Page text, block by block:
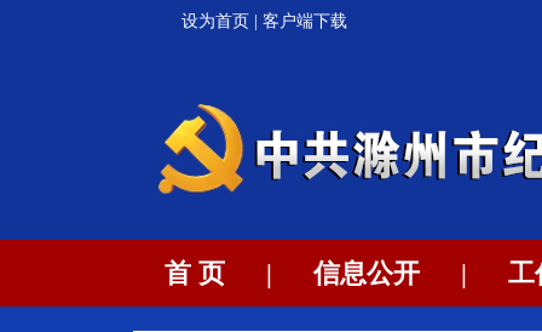
设为首页 客户端下载
首 页 | 信息公开 | 工